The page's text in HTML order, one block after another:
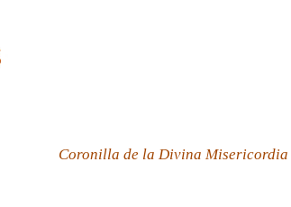
Coronilla de la Divina Misericordia